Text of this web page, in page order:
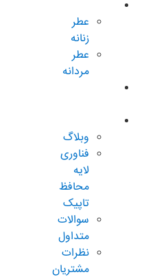
عطر
زنانه
عطر
مردانه
وبلاگ
فناوری
لایه
محافظ
تاپیک
سوالات
متداول
نظرات
مشتریان